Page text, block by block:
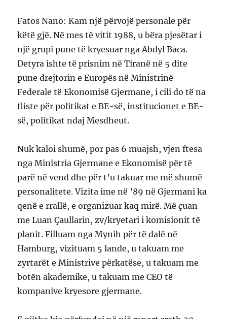
Fatos Nano: Kam një përvojë personale për
këtë gjë. Në mes të vitit 1988, u bëra pjesëtar i
një grupi pune të kryesuar nga Abdyl Baca.
Detyra ishte të prisnim në Tiranë në 5 dite
pune drejtorin e Europës në Ministrinë
Federale të Ekonomisë Gjermane, i cili do të na
fliste për politikat e BE-së, institucionet e BE-
së, politikat ndaj Mesdheut.
Nuk kaloi shumë, por pas 6 muajsh, vjen ftesa
nga Ministria Gjermane e Ekonomisë për të
parë në vend dhe për t’u takuar me më shumë
personalitete. Vizita ime në ’89 në Gjermani ka
qenë e rrallë, e organizuar kaq mirë. Më çuan
me Luan Çaullarin, zv/kryetari i komisionit të
planit. Filluam nga Mynih për të dalë në
Hamburg, vizituam 5 lande, u takuam me
zyrtarët e Ministrive përkatëse, u takuam me
botën akademike, u takuam me CEO të
kompanive kryesore gjermane.